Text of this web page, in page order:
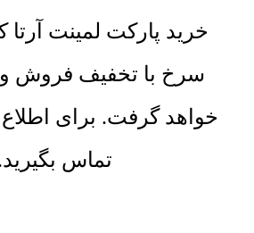
سرخ با تخفیف فروش
خواهد گرفت. برای
تماس